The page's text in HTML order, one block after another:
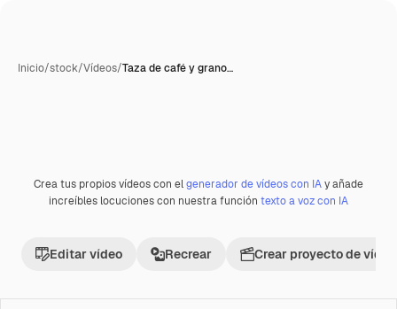
Inicio/stock/Vídeos/Taza de café y grano…
Premium
Crea tus propios vídeos con elgenerador de vídeos con IAy añade
increíbles locuciones con nuestra función texto a voz con IA
Editar vídeo Recrear Crear proyecto de vídeo